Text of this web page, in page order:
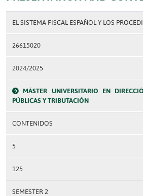
EL SISTEMA FISCAL ESPAÑOL Y LOS
26615020
2024/2025
MÁSTER UNIVERSITARIO EN
PÚBLICAS Y TRIBUTACIÓN
CONTENIDOS
5
125
SEMESTER 2